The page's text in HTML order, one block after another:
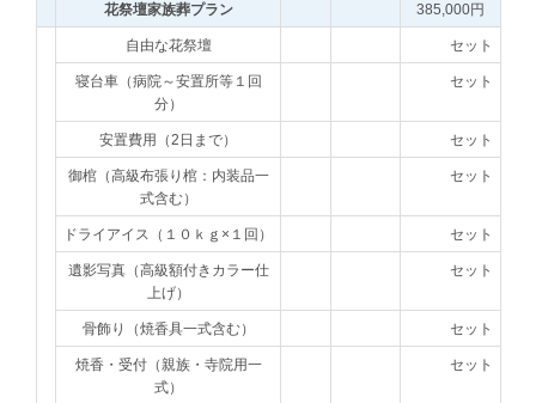
花祭壇家族葬プラン 385,000円
自由な花祭壇 セット
寝台車（病院～安置所等１回
分）
セット
安置費用（2日まで） セット
御棺（高級布張り棺：内装品一
式含む）
セット
ドライアイス（１０ｋｇ×１回） セット
遺影写真（高級額付きカラー仕
上げ）
セット
骨飾り（焼香具一式含む） セット
焼香・受付（親族・寺院用一
式）
セット